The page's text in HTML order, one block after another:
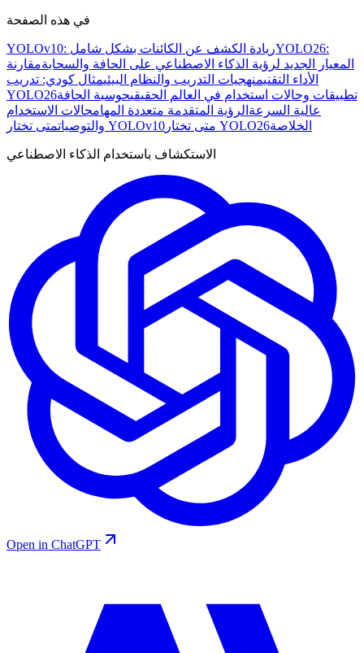
في هذه الصفحة
YOLOv10: ريادة الكشف عن الكائنات بشكل شاملYOLO26:
المعيار الجديد لرؤية الذكاء الاصطناعي على الحافة والسحابةمقارنة
الأداء التقنيمنهجيات التدريب والنظام البيئيمثال كودي: تدريب
YOLO26
تطبيقات وحالات استخدام في العالم الحقيقيحوسبة الحافة
عالية السرعة الرؤية المتقدمة متعددة المهامحالات الاستخدام
والتوصيات متى تختار YOLOv10 متى تختار YOLO26الخلاصة
الاستكشاف باستخدام الذكاء الاصطناعي
Open in ChatGPT